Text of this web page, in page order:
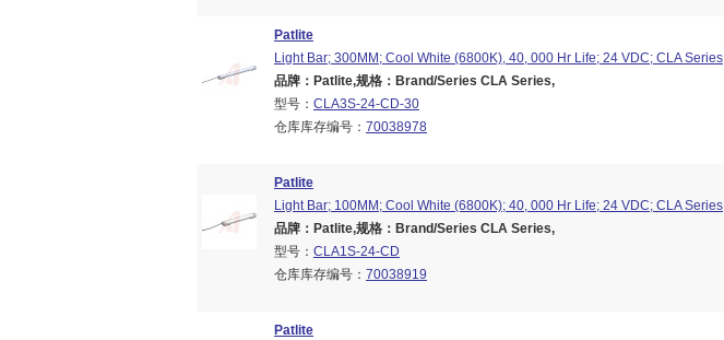
Patlite
Light Bar; 300MM; Cool White (6800K), 40, 000 Hr Life; 24 VDC; CLA Series
品牌：Patlite,规格：Brand/Series CLA Series,
型号： CLA3S-24-CD-30
仓库库存编号： 70038978
Patlite
Light Bar; 100MM; Cool White (6800K); 40, 000 Hr Life; 24 VDC; CLA Series
品牌：Patlite,规格：Brand/Series CLA Series,
型号： CLA1S-24-CD
仓库库存编号： 70038919
Patlite